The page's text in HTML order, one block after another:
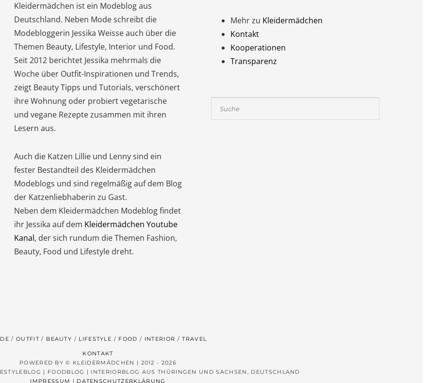
Kleidermädchen ist ein Modeblog aus
Deutschland. Neben Mode schreibt die
Modebloggerin Jessika Weisse auch über die
Themen Beauty, Lifestyle, Interior und Food.
Seit 2012 berichtet Jessika mehrmals die
Woche über Outfit-Inspirationen und Trends,
zeigt Beauty Tipps und Tutorials, verschönert
ihre Wohnung oder probiert vegetarische
und vegane Rezepte zusammen mit ihren
Lesern aus.
Auch die Katzen Lillie und Lenny sind ein
fester Bestandteil des Kleidermädchen
Modeblogs und sind regelmäßig auf dem Blog
der Katzenliebhaberin zu Gast.
Neben dem Kleidermädchen Modeblog findet
ihr Jessika auf dem Kleidermädchen Youtube
Kanal, der sich rundum die Themen Fashion,
Beauty, Food und Lifestyle dreht.
Mehr zu Kleidermädchen
Kontakt
Kooperationen
Transparenz
Suchen
OUTFIT BEAUTY LIFESTYLE FOOD INTERIOR TRAVEL
KONTAKT
POWERED BY © KLEIDERMÄDCHEN | 2012 - 2026
| FOODBLOG | INTERIORBLOG AUS THÜRINGEN UND SACHSEN, DEUTSCHLAND
IMPRESSUM | DATENSCHUTZERKLÄRUNG